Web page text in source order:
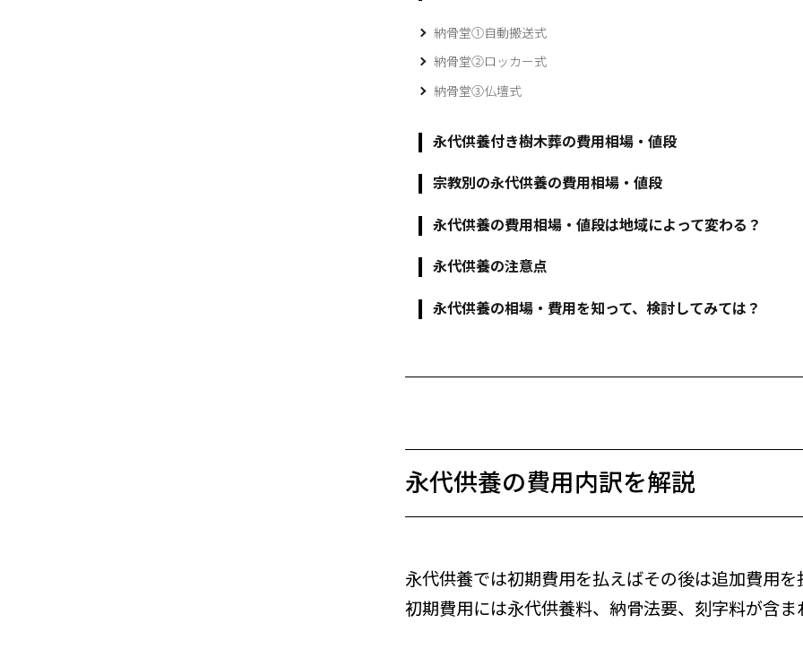
納骨堂①自動搬送式
納骨堂②ロッカー式
納骨堂③仏壇式
永代供養付き樹木葬の費用相場・値段
宗教別の永代供養の費用相場・値段
永代供養の費用相場・値段は地域によって変わる？
永代供養の注意点
永代供養の相場・費用を知って、検討してみては？
永代供養の費用内訳を解説
永代供養では初期費用を払えばその後は追加費用
初期費用には永代供養料、納骨法要、刻字料が含ま